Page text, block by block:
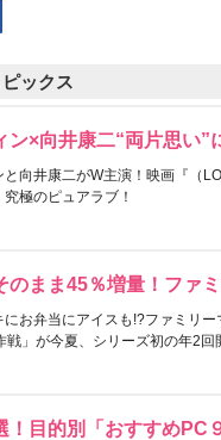
ックス
ン×向井康二“両片思い”
と向井康二がW主演！映画『（
極のピュアラブ！
のまま45％増量！ファ
にお弁当にアイスも!?ファミリ
戦」が今夏、シリーズ初の年2回
！目的別「おすすめPC